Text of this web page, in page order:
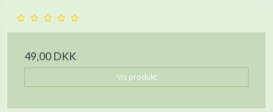
49,00 DKK
Vis produkt